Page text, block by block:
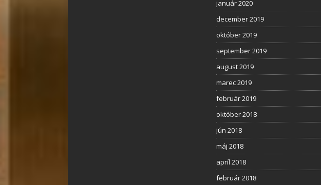
január 2020
december 2019
október 2019
september 2019
august 2019
marec 2019
február 2019
október 2018
jún 2018
máj 2018
apríl 2018
február 2018